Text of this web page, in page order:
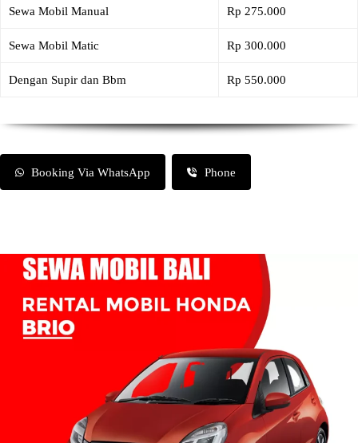
Sewa Mobil Manual Rp 275.000
Sewa Mobil Matic Rp 300.000
Dengan Supir dan Bbm Rp 550.000
Booking Via WhatsApp Phone